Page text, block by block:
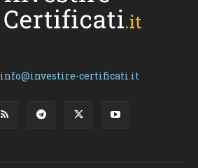
info@investire-certificati.it